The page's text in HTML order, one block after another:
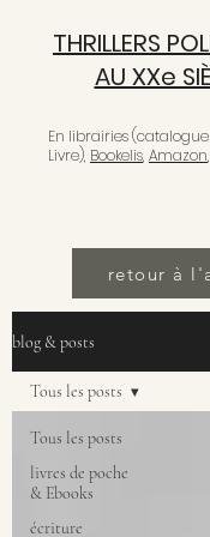
THRILLERS
AU XXe
En librairies
Livre), Bookelis, Amazon
retour à
blog & posts
Tous les posts
livres de poche
& Ebooks
écriture
Tous les posts